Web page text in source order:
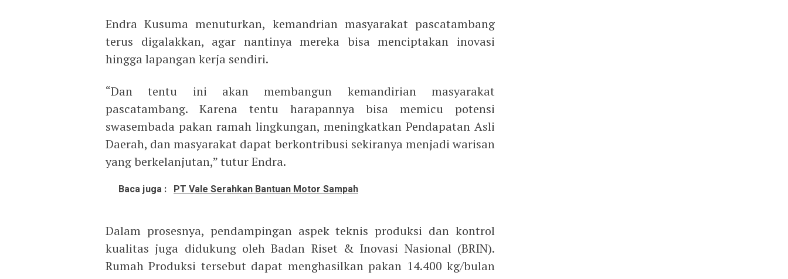
Endra Kusuma menuturkan, kemandrian masyarakat pascatambang
terus digalakkan, agar nantinya mereka bisa menciptakan inovasi
hingga lapangan kerja sendiri.
“Dan tentu ini akan membangun kemandirian masyarakat
pascatambang. Karena tentu harapannya bisa memicu potensi
swasembada pakan ramah lingkungan, meningkatkan Pendapatan Asli
Daerah, dan masyarakat dapat berkontribusi sekiranya menjadi warisan
yang berkelanjutan,” tutur Endra.
Baca juga : PT Vale Serahkan Bantuan Motor Sampah
Dalam prosesnya, pendampingan aspek teknis produksi dan kontrol
kualitas juga didukung oleh Badan Riset & Inovasi Nasional (BRIN).
Rumah Produksi tersebut dapat menghasilkan pakan 14.400 kg/bulan